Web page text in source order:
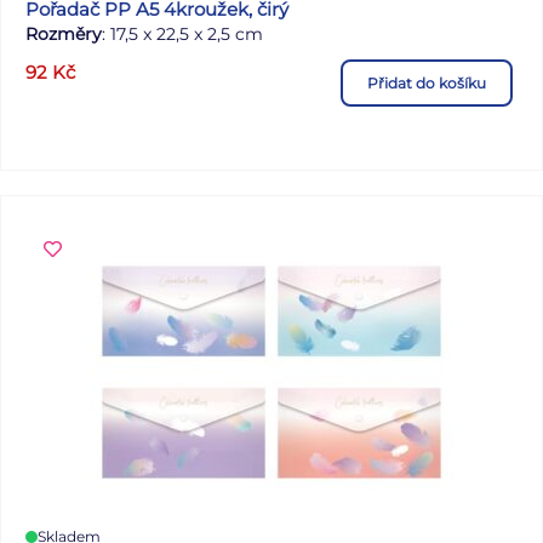
Pořadač PP A5 4kroužek, čirý
Rozměry: 17,5 x 22,5 x 2,5 cm
92 Kč Přidat do košíku
Skladem